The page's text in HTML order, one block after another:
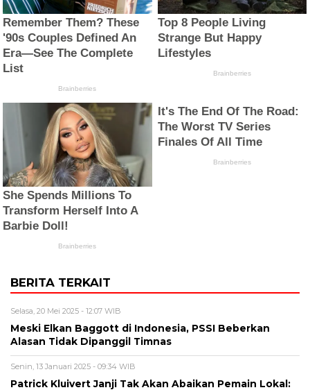
BERITA TERKAIT
Selasa, 20 Mei 2025 - 12:07 WIB
Meski Elkan Baggott di Indonesia, PSSI Beberkan
Alasan Tidak Dipanggil Timnas
Senin, 13 Januari 2025 - 09:34 WIB
Patrick Kluivert Janji Tak Akan Abaikan Pemain Lokal: